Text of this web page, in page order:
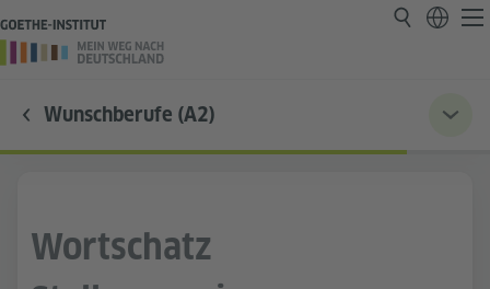
Wunschberufe (A2)
Wortschatz